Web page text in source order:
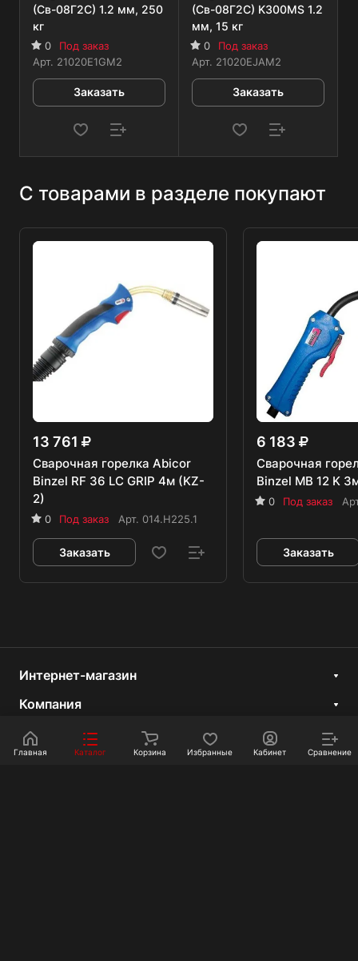
(Св-08Г2С) 1.2 мм, 250
кг
0
Под заказ
Арт. 21020E1GM2
Заказать
(Св-08Г2С) K300MS 1.2
мм, 15 кг
0
Под заказ
Арт. 21020EJAM2
Заказать
С товарами в разделе покупают
13 761
Сварочная горелка Abicor
Binzel RF 36 LC GRIP 4м (KZ-
2)
0 Под заказ Арт. 014.H225.1
Заказать
6 183
Сварочная
Binzel MB 12 K
0 Под заказ
Заказать
Интернет-магазин
Компания
Информация
Покупателям
Главная Каталог Корзина Избранные Кабинет Сравнение